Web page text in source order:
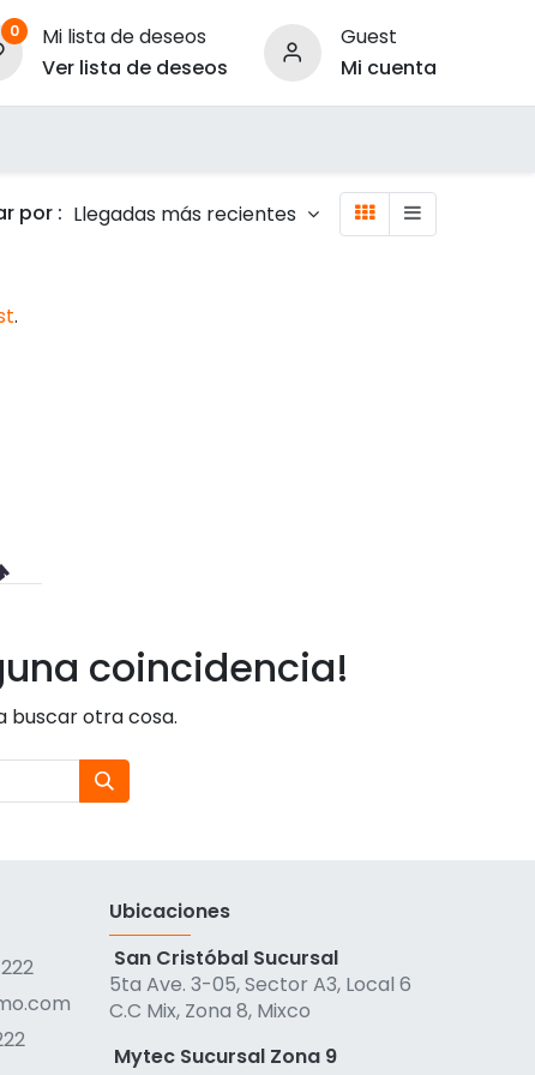
0
Mi lista de deseos
Ver lista de deseos
Guest
Mi cuenta
por : Llegadas más recientes
.
coincidencia!
buscar otra cosa.
Ubicaciones
San Cristóbal Sucursal
5ta Ave. 3-05, Sector A3, Local 6
C.C Mix, Zona 8, Mixco
Mytec Sucursal Zona 9